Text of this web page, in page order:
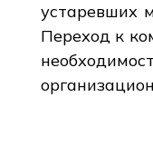
устаревших
Переход к